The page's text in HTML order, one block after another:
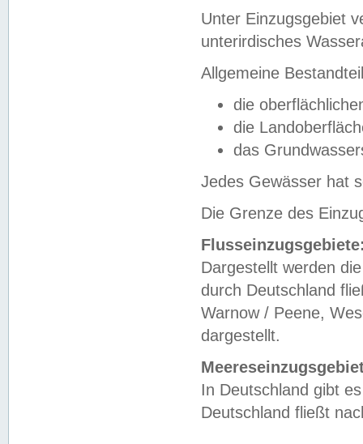
Unter Einzugsgebiet
unterirdisches
Allgemeine
die
die
das
Jedes Gewässer hat
Die Grenze des
Dargestellt werden
durch Deutschland
Warnow / Peene,
dargestellt.
In Deutschland gibt
Deutschland fließt